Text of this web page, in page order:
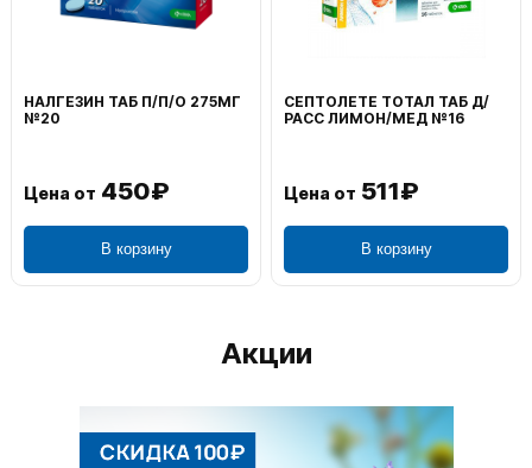
НАЛГЕЗИН ТАБ П/П/О 275МГ
№20
Цена от 450₽
В корзину
СЕПТОЛЕТЕ ТОТАЛ ТАБ Д/
РАСС ЛИМОН/МЕД №16
Цена от 511₽
В корзину
Акции